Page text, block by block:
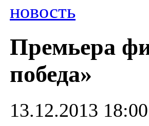
новость
Премьера
победа»
13.12.2013 18:00